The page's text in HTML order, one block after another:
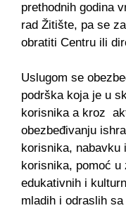
prethodnih godina
rad Žitište, pa se
obratiti Centru ili
Uslugom se
podrška koja je u
korisnika a kroz
obezbeđivanju
korisnika, nabavku
korisnika, pomoć u
edukativnih i
mladih i odraslih